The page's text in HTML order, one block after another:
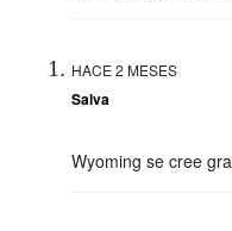
HACE 2 MESES
Salva
Wyoming se cree